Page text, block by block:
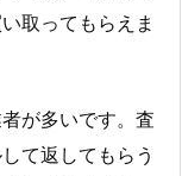
取ってもらえま
が多いです。査
て返してもらう